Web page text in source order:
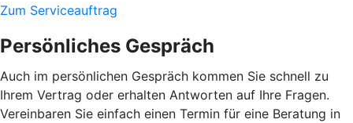
Zum Serviceauftrag
Persönliches Gespräch
Auch im persönlichen Gespräch kommen Sie schnell zu
Ihrem Vertrag oder erhalten Antworten auf Ihre Fragen.
Vereinbaren Sie einfach einen Termin für eine Beratung in